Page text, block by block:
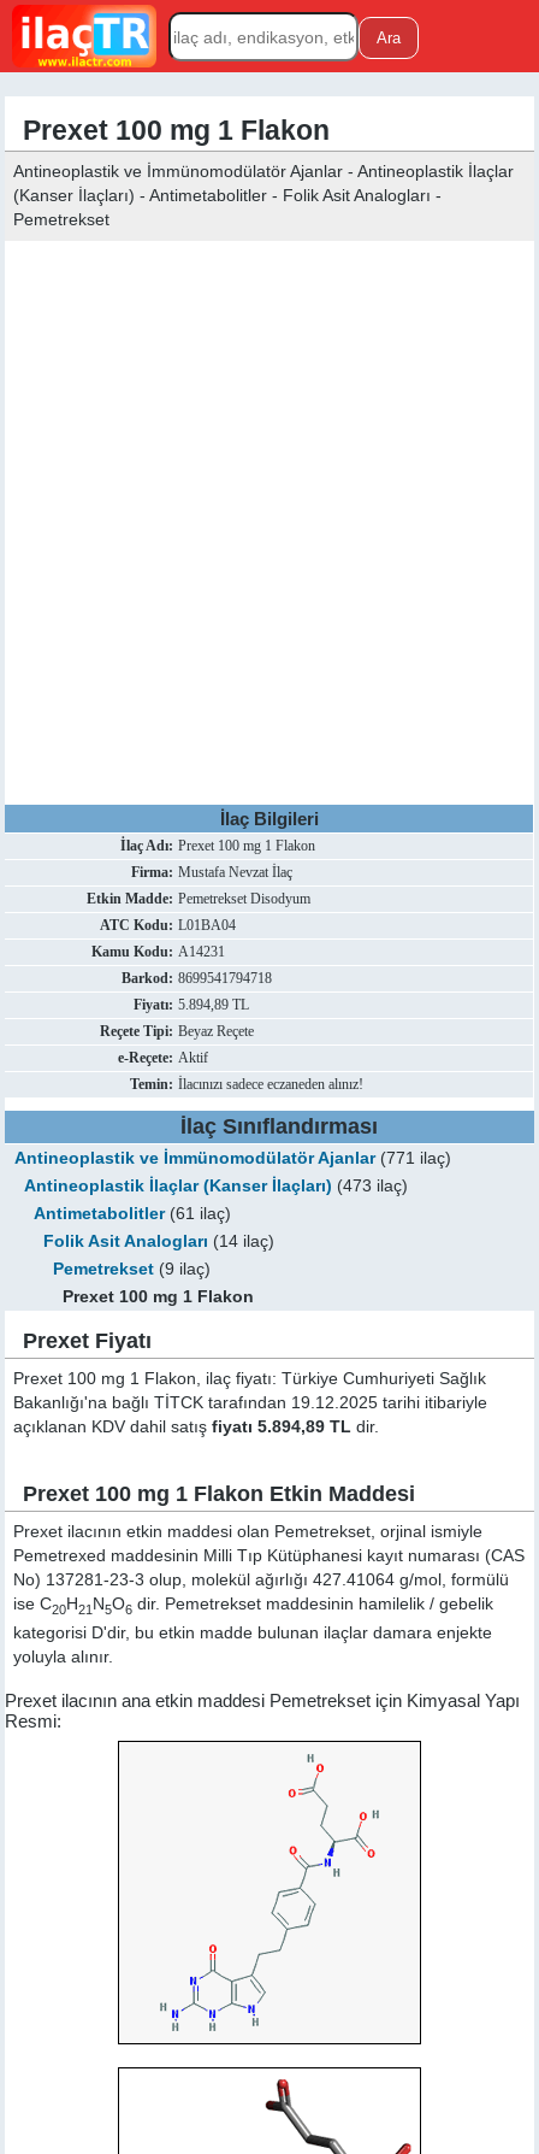
Prexet 100 mg 1 Flakon
Antineoplastik ve İmmünomodülatör Ajanlar - Antineoplastik İlaçlar
(Kanser İlaçları) - Antimetabolitler - Folik Asit Analogları -
Pemetrekset
İlaç Bilgileri
İlaç Adı: Prexet 100 mg 1 Flakon
Firma: Mustafa Nevzat İlaç
Etkin Madde: Pemetrekset Disodyum
ATC Kodu: L01BA04
Kamu Kodu: A14231
Barkod: 8699541794718
Fiyatı: 5.894,89 TL
Reçete Tipi: Beyaz Reçete
e-Reçete: Aktif
Temin: İlacınızı sadece eczaneden alınız!
İlaç Sınıflandırması
Antineoplastik ve İmmünomodülatör Ajanlar(771 ilaç)
Antineoplastik İlaçlar (Kanser İlaçları) (473 ilaç)
Antimetabolitler(61 ilaç)
Folik Asit Analogları (14 ilaç)
Pemetrekset (9 ilaç)
Prexet 100 mg 1 Flakon
Prexet Fiyatı
Prexet 100 mg 1 Flakon, ilaç fiyatı: Türkiye Cumhuriyeti Sağlık
Bakanlığı'na bağlı TİTCK tarafından 19.12.2025 tarihi itibariyle
açıklanan KDV dahil satışfiyatı 5.894,89 TL dir.
Prexet 100 mg 1 Flakon Etkin Maddesi
Prexet ilacının etkin maddesi olan Pemetrekset, orjinal ismiyle
Pemetrexed maddesinin Milli Tıp Kütüphanesi kayıt numarası (CAS
No) 137281-23-3 olup, molekül ağırlığı 427.41064 g/mol, formülü
ise C20H21 N5O6 dir. Pemetrekset maddesinin hamilelik / gebelik
kategorisi D'dir, bu etkin madde bulunan ilaçlar damara enjekte
yoluyla alınır.
Prexet ilacının ana etkin maddesi Pemetrekset için Kimyasal Yapı
Resmi: